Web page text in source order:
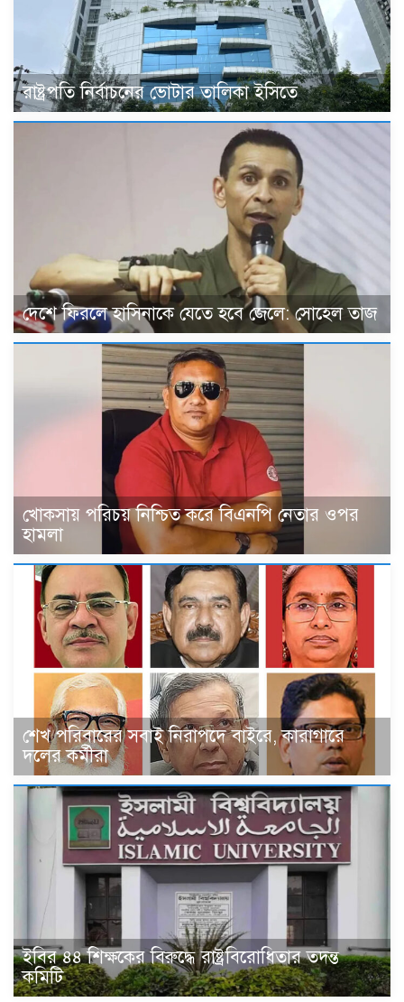
রাষ্ট্রপতি নির্বাচনের ভোটার তালিকা ইসিতে
দেশে ফিরলে হাসিনাকে যেতে হবে জেলে: সোহেল তাজ
খোকসায় পরিচয় নিশ্চিত করে বিএনপি নেতার ওপর
হামলা
শেখ পরিবারের সবাই নিরাপদে বাইরে, কারাগারে
দলের কর্মীরা
ইবির ৪৪ শিক্ষকের বিরুদ্ধে রাষ্ট্রবিরোধিতার তদন্ত
কমিটি